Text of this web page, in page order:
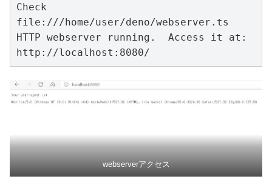
Check
file:///home/user/deno/webserver.ts
HTTP webserver running.  Access it at:
http://localhost:8080/
webserverアクセス